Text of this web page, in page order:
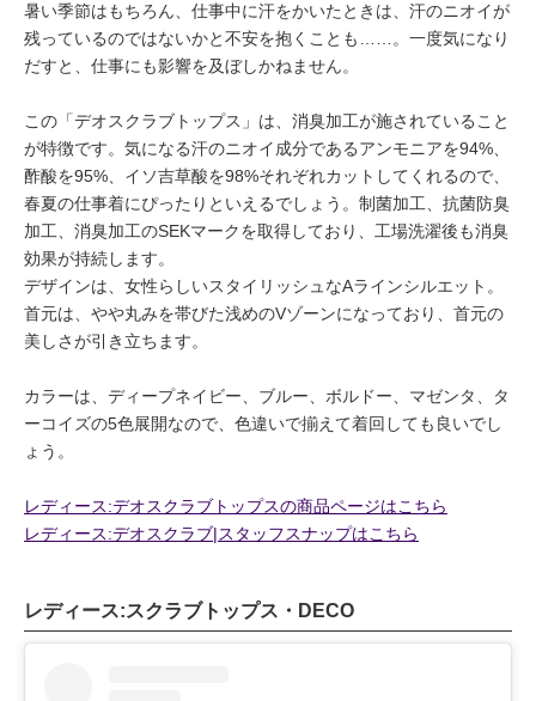
暑い季節はもちろん、仕事中に汗をかいたときは、汗のニオイが
残っているのではないかと不安を抱くことも……。一度気になり
だすと、仕事にも影響を及ぼしかねません。
この「デオスクラブトップス」は、消臭加工が施されていること
が特徴です。気になる汗のニオイ成分であるアンモニアを94%、
酢酸を95%、イソ吉草酸を98%それぞれカットしてくれるので、
春夏の仕事着にぴったりといえるでしょう。制菌加工、抗菌防臭
加工、消臭加工のSEKマークを取得しており、工場洗濯後も消臭
効果が持続します。
デザインは、女性らしいスタイリッシュなAラインシルエット。
首元は、やや丸みを帯びた浅めのVゾーンになっており、首元の
美しさが引き立ちます。
カラーは、ディープネイビー、ブルー、ボルドー、マゼンタ、タ
ーコイズの5色展開なので、色違いで揃えて着回しても良いでし
ょう。
レディース:デオスクラブトップスの商品ページはこちら
レディース:デオスクラブ|スタッフスナップはこちら
レディース:スクラブトップス・DECO